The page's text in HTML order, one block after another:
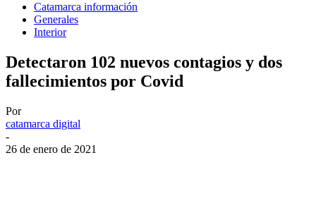
Catamarca información
Generales
Interior
Detectaron 102 nuevos contagios y dos
fallecimientos por Covid
Por
catamarca digital
-
26 de enero de 2021